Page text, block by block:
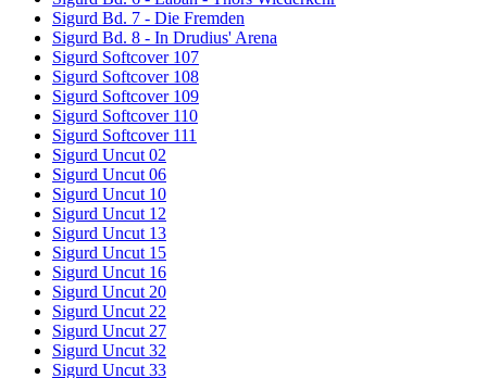
Sigurd Bd. 7 - Die Fremden
Sigurd Bd. 8 - In Drudius' Arena
Sigurd Softcover 107
Sigurd Softcover 108
Sigurd Softcover 109
Sigurd Softcover 110
Sigurd Softcover 111
Sigurd Uncut 02
Sigurd Uncut 06
Sigurd Uncut 10
Sigurd Uncut 12
Sigurd Uncut 13
Sigurd Uncut 15
Sigurd Uncut 16
Sigurd Uncut 20
Sigurd Uncut 22
Sigurd Uncut 27
Sigurd Uncut 32
Sigurd Uncut 33